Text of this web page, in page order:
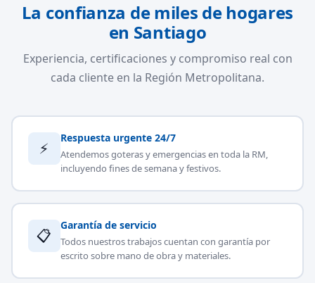
La confianza de miles de hogares
en Santiago
Experiencia, certificaciones y compromiso real con
cada cliente en la Región Metropolitana.
⚡
Respuesta urgente 24/7
Atendemos goteras y emergencias en toda la RM,
incluyendo fines de semana y festivos.
📋
Garantía de servicio
Todos nuestros trabajos cuentan con garantía por
escrito sobre mano de obra y materiales.